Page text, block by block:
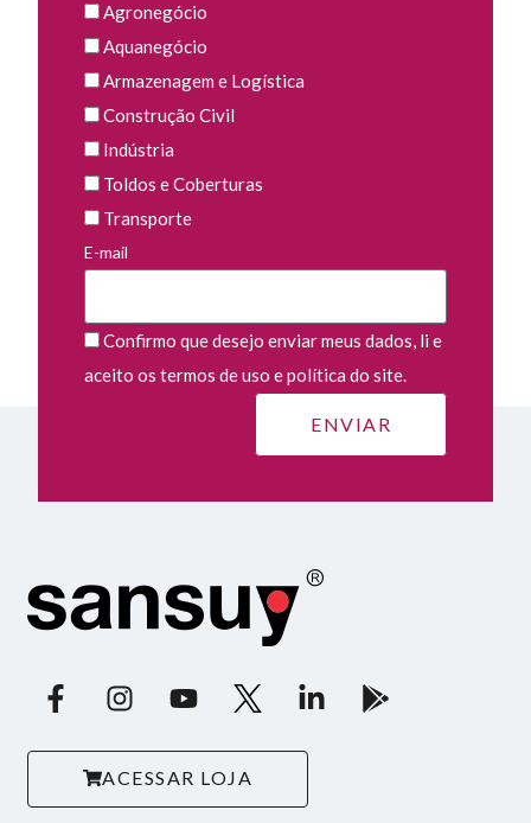
Agronegócio
Aquanegócio
Armazenagem e Logística
Construção Civil
Indústria
Toldos e Coberturas
Transporte
E-mail
Confirmo que desejo enviar meus dados, li e
aceito os termos de uso e política do site.
ACESSAR LOJA